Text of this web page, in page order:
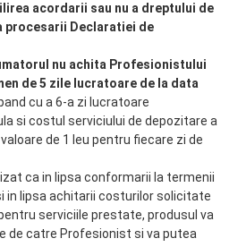
acordarii sau nu a dreptului de
procesarii Declaratiei de
nu achita Profesionistului
de 5 zile lucratoare de la data
cu a 6-a zi lucratoare
si costul serviciului de depozitare a
de 1 leu pentru fiecare zi de
ca in lipsa conformarii la termenii
in lipsa achitarii costurilor solicitate
serviciile prestate, produsul va
de catre Profesionist si va putea